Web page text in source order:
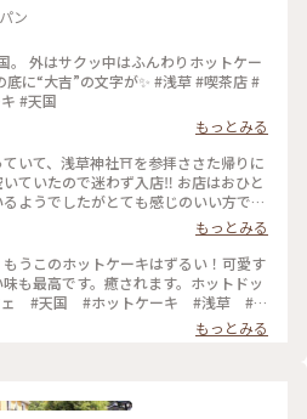
ン
。 外はサクッ中はふんわりホットケー
底に“大吉”の文字が✨ #浅草 #喫茶店 #
#天国
もっとみる
いて、浅草神社⛩を参拝ささた帰りに
ので迷わず入店‼️ お店はおひと
ようでしたがとても感じのいい方で、
らの素朴なかんじがコーヒー☕️によく
もっとみる
うこのホットケーキはずるい！可愛す
も最高です。癒されます。ホットドッ
もっとみる